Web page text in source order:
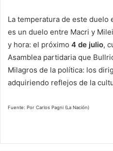
La temperatura de este duelo
es un duelo entre Macri y
y hora: el próximo 4 de julio,
Asamblea partidaria que
Milagros de la política: los
adquiriendo reflejos de la
Fuente: Por Carlos Pagni (La Nación)